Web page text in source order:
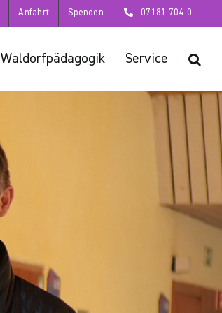
Anfahrt Spenden 07181 704-0
Waldorfpädagogik Service